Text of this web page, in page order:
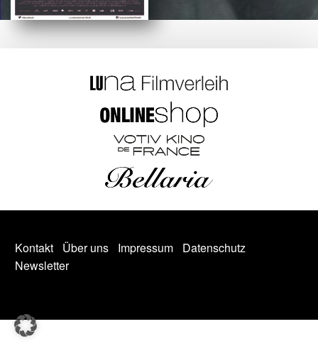
Kontakt Über uns Impressum
Datenschutz
Newsletter